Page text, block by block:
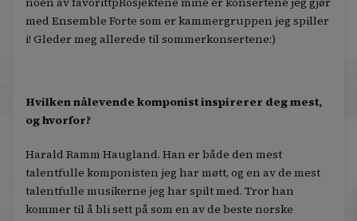
med Ensemble Forte som er kammergruppen jeg spiller
i! Gleder meg allerede til sommerkonsertene:)
Hvilken nålevende komponist inspirerer deg mest,
og hvorfor?
Harald Ramm Haugland. Han er både den mest
talentfulle komponisten jeg har møtt, og en av de mest
talentfulle musikerne jeg har spilt med. Tror han
kommer til å bli sett på som en av de beste norske